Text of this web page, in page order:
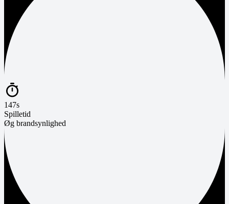
147s
Spilletid
Øg brandsynlighed